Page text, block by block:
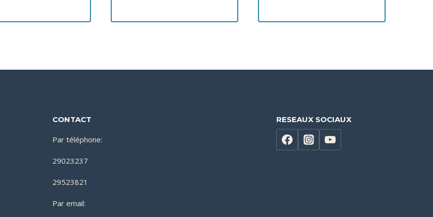
CONTACT
Par téléphone:
29023237
29523821
Par email:
RESEAUX SOCIAUX